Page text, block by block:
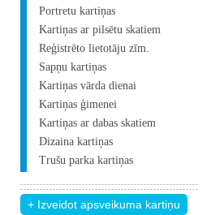
Portretu kartiņas
Kartiņas ar pilsētu skatiem
Reģistrēto lietotāju zīm.
Sapņu kartiņas
Kartiņas vārda dienai
Kartiņas ģimenei
Kartiņas ar dabas skatiem
Dizaina kartiņas
Trušu parka kartiņas